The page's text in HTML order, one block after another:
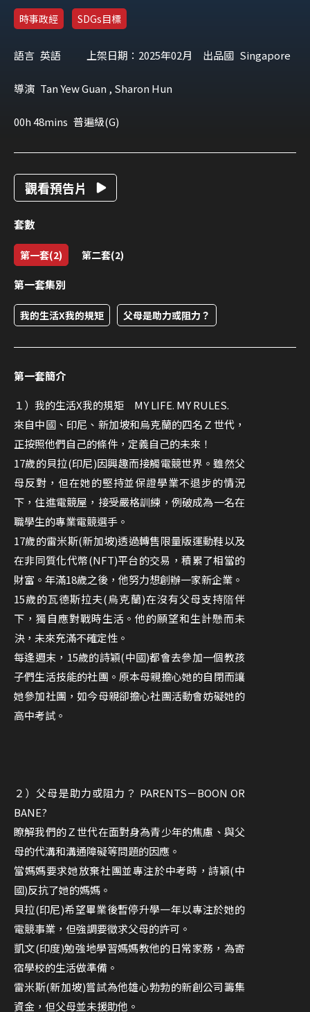
時事政經 SDGs目標
語言 英語 上架日期：2025年02月 出品國 Singapore
導演 Tan Yew Guan , Sharon Hun
00h 48mins 普遍級(G)
觀看預告片
套數
第一套(2) 第二套(2)
第一套集別
我的生活X我的規矩 父母是助力或阻力？
第一套簡介
１）我的生活X我的規矩 MY LIFE. MY RULES.
來自中國、印尼、新加坡和烏克蘭的四名Ｚ世代，
正按照他們自己的條件，定義自己的未來！
17歲的貝拉(印尼)因興趣而接觸電競世界。雖然父
母反對，但在她的堅持並保證學業不退步的情況
下，住進電競屋，接受嚴格訓練，例破成為一名在
職學生的專業電競選手。
17歲的雷米斯(新加坡)透過轉售限量版運動鞋以及
在非同質化代幣(NFT)平台的交易，積累了相當的
財富。年滿18歲之後，他努力想創辦一家新企業。
15歲的瓦德斯拉夫(烏克蘭)在沒有父母支持隌伴
下，獨自應對戰時生活。他的願望和生計懸而未
決，未來充滿不確定性。
每逢週末，15歲的詩穎(中國)都會去參加一個教孩
子們生活技能的社團。原本母親擔心她的自閉而讓
她參加社團，如今母親卻擔心社團活動會妨礙她的
高中考試。
２）父母是助力或阻力？ PARENTS－BOON OR
BANE?
瞭解我們的Ｚ世代在面對身為青少年的焦慮、與父
母的代溝和溝通障礙等問題的因應。
當媽媽要求她放棄社團並專注於中考時，詩穎(中
國)反抗了她的媽媽。
貝拉(印尼)希望畢業後暫停升學一年以專注於她的
電競事業，但強調要徵求父母的許可。
凱文(印度)勉強地學習媽媽教他的日常家務，為寄
宿學校的生活做準備。
雷米斯(新加坡)嘗試為他雄心勃勃的新創公司籌集
資金，但父母並未援助他。